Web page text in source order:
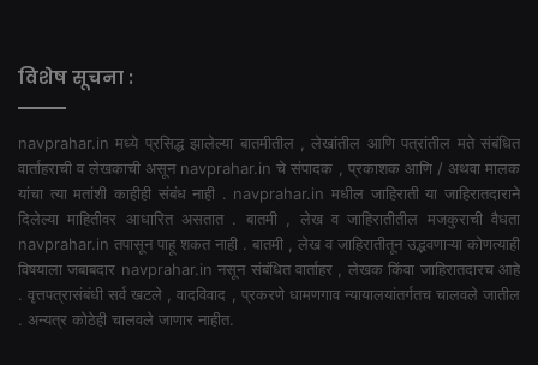
विशेष सूचना :
navprahar.in मध्ये प्रसिद्ध झालेल्या बातमीतील , लेखांतील आणि पत्रांतील मते संबंधित
वार्ताहराची व लेखकाची असून navprahar.in चे संपादक , प्रकाशक आणि / अथवा मालक
यांचा त्या मतांशी काहीही संबंध नाही . navprahar.in मधील जाहिराती या जाहिरातदाराने
दिलेल्या माहितीवर आधारित असतात . बातमी , लेख व जाहिरातीतील मजकुराची वैधता
navprahar.in तपासून पाहू शकत नाही . बातमी , लेख व जाहिरातीतून उद्भवणाऱ्या कोणत्याही
विषयाला जबाबदार navprahar.in नसून संबंधित वार्ताहर , लेखक किंवा जाहिरातदारच आहे
. वृत्तपत्रासंबंधी सर्व खटले , वादविवाद , प्रकरणे धामणगाव न्यायालयांतर्गतच चालवले जातील
. अन्यत्र कोठेही चालवले जाणार नाहीत.